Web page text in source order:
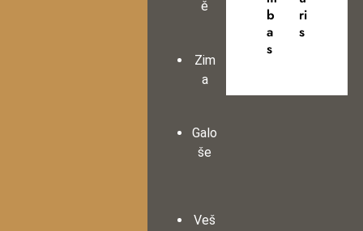
ě
Zim
a
Galo
še
Veš
b
a
s
ri
s